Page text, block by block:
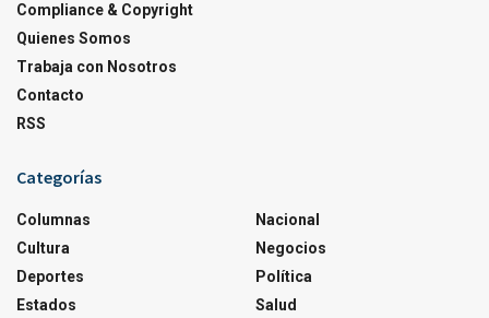
Compliance & Copyright
Quienes Somos
Trabaja con Nosotros
Contacto
RSS
Categorías
Columnas
Cultura
Deportes
Estados
Nacional
Negocios
Política
Salud